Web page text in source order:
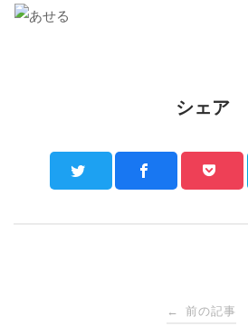
シェア
← 前の記事